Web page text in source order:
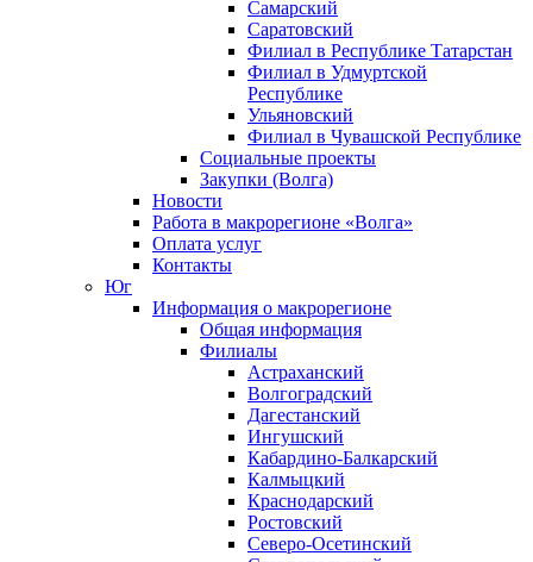
Самарский
Саратовский
Филиал в Республике Татарстан
Филиал в Удмуртской
Республике
Ульяновский
Филиал в Чувашской Республике
Социальные проекты
Закупки (Волга)
Новости
Работа в макрорегионе «Волга»
Оплата услуг
Контакты
Юг
Информация о макрорегионе
Общая информация
Филиалы
Астраханский
Волгоградский
Дагестанский
Ингушский
Кабардино-Балкарский
Калмыцкий
Краснодарский
Ростовский
Северо-Осетинский